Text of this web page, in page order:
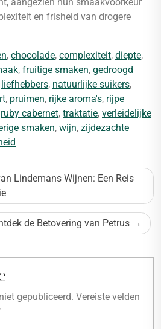
en frisheid van drogere
, chocolade, complexiteit, diepte,
, fruitige smaken, gedroogd
liefhebbers, natuurlijke suikers,
, pruimen, rijke aroma's, rijpe
ruby cabernet, traktatie, verleidelijke
smaken, wijn, zijdezachte
Lindemans Wijnen: Een Reis
de Betovering van Petrus
gepubliceerd. Vereiste velden